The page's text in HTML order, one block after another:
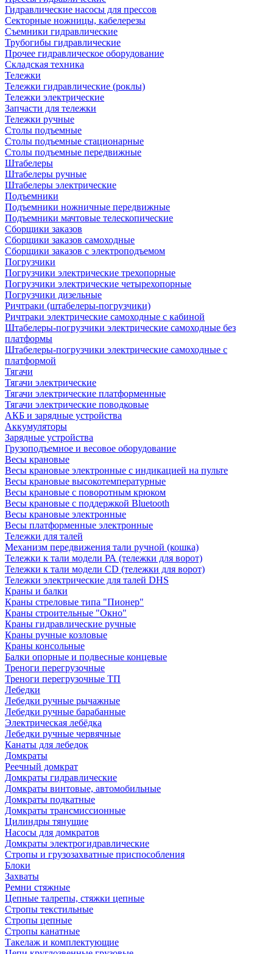
Гидравлические насосы для прессов
Секторные ножницы, кабелерезы
Съемники гидравлические
Трубогибы гидравлические
Прочее гидравлическое оборудование
Складская техника
Тележки
Тележки гидравлические (роклы)
Тележки электрические
Запчасти для тележки
Тележки ручные
Столы подъемные
Столы подъемные стационарные
Столы подъемные передвижные
Штабелеры
Штабелеры ручные
Штабелеры электрические
Подъемники
Подъемники ножничные передвижные
Подъемники мачтовые телескопические
Сборщики заказов
Сборщики заказов самоходные
Сборщики заказов с электроподъемом
Погрузчики
Погрузчики электрические трехопорные
Погрузчики электрические четырехопорные
Погрузчики дизельные
Ричтраки (штабелеры-погрузчики)
Ричтраки электрические самоходные с кабиной
Штабелеры-погрузчики электрические самоходные без
платформы
Штабелеры-погрузчики электрические самоходные с
платформой
Тягачи
Тягачи электрические
Тягачи электрические платформенные
Тягачи электрические поводковые
АКБ и зарядные устройства
Аккумуляторы
Зарядные устройства
Грузоподъемное и весовое оборудование
Весы крановые
Весы крановые электронные с индикацией на пульте
Весы крановые высокотемпературные
Весы крановые с поворотным крюком
Весы крановые с поддержкой Bluetooth
Весы крановые электронные
Весы платформенные электронные
Тележки для талей
Механизм передвижения тали ручной (кошка)
Тележки к тали модели РА (тележки для ворот)
Тележки к тали модели CD (тележки для ворот)
Тележки электрические для талей DHS
Краны и балки
Краны стреловые типа "Пионер"
Краны строительные "Окно"
Краны гидравлические ручные
Краны ручные козловые
Краны консольные
Балки опорные и подвесные концевые
Треноги перегрузочные
Треноги перегрузочные ТП
Лебедки
Лебедки ручные рычажные
Лебедки ручные барабанные
Электрическая лебёдка
Лебедки ручные червячные
Канаты для лебедок
Домкраты
Реечный домкрат
Домкраты гидравлические
Домкраты винтовые, автомобильные
Домкраты подкатные
Домкраты трансмиссионные
Цилиндры тянущие
Насосы для домкратов
Домкраты электрогидравлические
Стропы и грузозахватные приспособления
Блоки
Захваты
Ремни стяжные
Цепные талрепы, стяжки цепные
Стропы текстильные
Стропы цепные
Стропы канатные
Такелаж и комплектующие